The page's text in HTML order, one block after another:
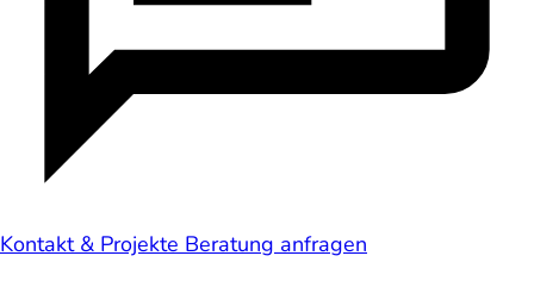
Kontakt & Projekte Beratung anfragen